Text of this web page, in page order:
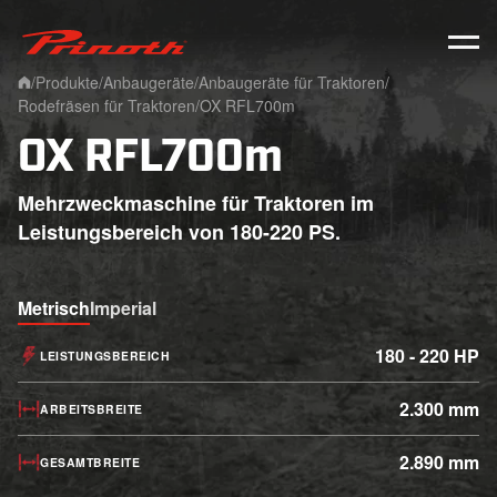
Prinoth - Corporate Website
Home
/Produkte/Anbaugeräte/Anbaugeräte für Traktoren/
Rodefräsen für Traktoren/OX RFL700m
OX RFL700m
Mehrzweckmaschine für Traktoren im
Leistungsbereich von 180-220 PS.
MetrischImperial
LEISTUNGSBEREICH 180 - 220 HP
ARBEITSBREITE 2.300 mm
GESAMTBREITE 2.890 mm